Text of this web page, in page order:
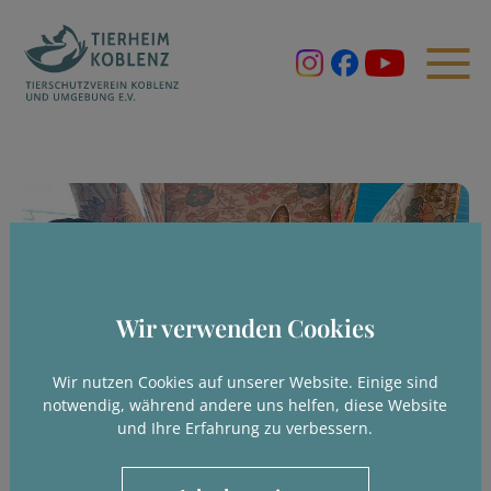
Wir verwenden Cookies
Wir nutzen Cookies auf unserer Website. Einige sind
notwendig, während andere uns helfen, diese Website
und Ihre Erfahrung zu verbessern.